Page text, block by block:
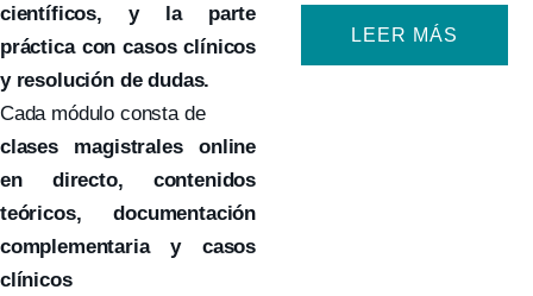
científicos, y la parte
práctica con casos clínicos
y resolución de dudas.
Cada módulo consta de
clases magistrales online
en directo, contenidos
teóricos, documentación
complementaria y casos
clínicos
LEER MÁS